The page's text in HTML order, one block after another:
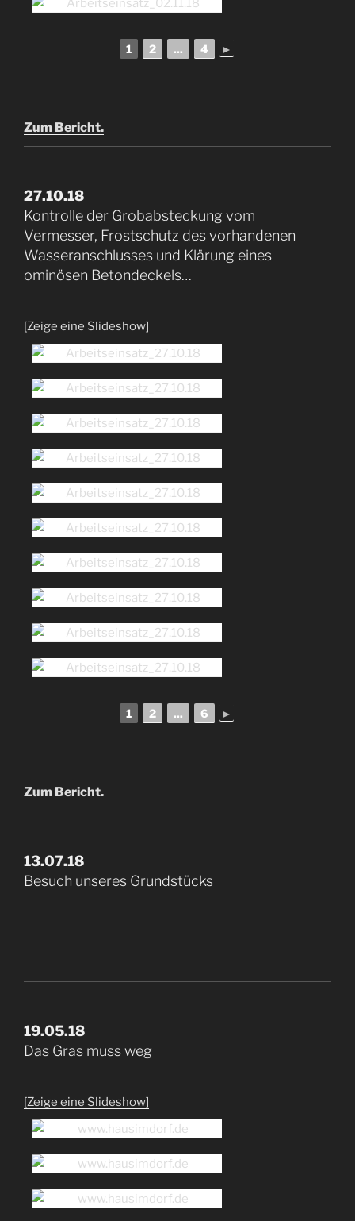
1 2 ... 4 ►
Zum Bericht.
27.10.18
Kontrolle der Grobabsteckung vom
Vermesser, Frostschutz des vorhandenen
Wasseranschlusses und Klärung eines
ominösen Betondeckels…
[Zeige eine Slideshow]
1 2 ... 6 ►
Zum Bericht.
13.07.18
Besuch unseres Grundstücks
19.05.18
Das Gras muss weg
[Zeige eine Slideshow]